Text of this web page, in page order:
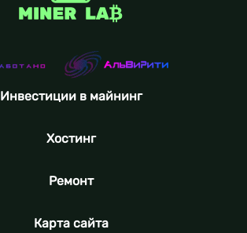
Инвестиции в майнинг
Хостинг
Ремонт
Карта сайта